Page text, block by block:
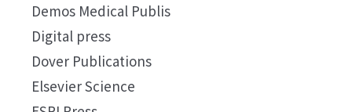
Demos Medical Publis
Digital press
Dover Publications
Elsevier Science